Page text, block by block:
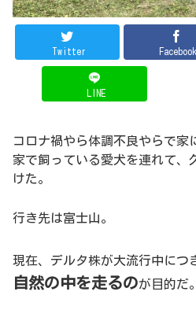
Twitter Facebook
LINE
コロナ禍やら体調不良やらで家
家で飼っている愛犬を連れて、
けた。
行き先は富士山。
現在、デルタ株が大流行中につ
自然の中を走るのが目的だ。